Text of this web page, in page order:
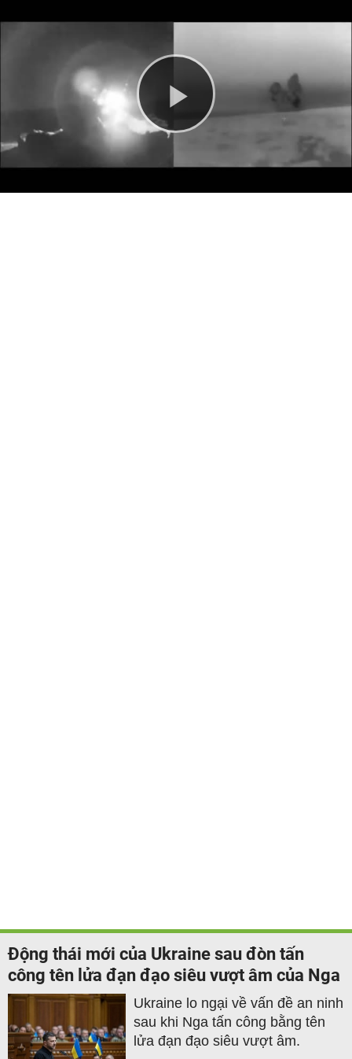
Play
Động thái mới của Ukraine sau đòn tấn
công tên lửa đạn đạo siêu vượt âm của Nga
Ukraine lo ngại về vấn đề an ninh
sau khi Nga tấn công bằng tên
lửa đạn đạo siêu vượt âm.